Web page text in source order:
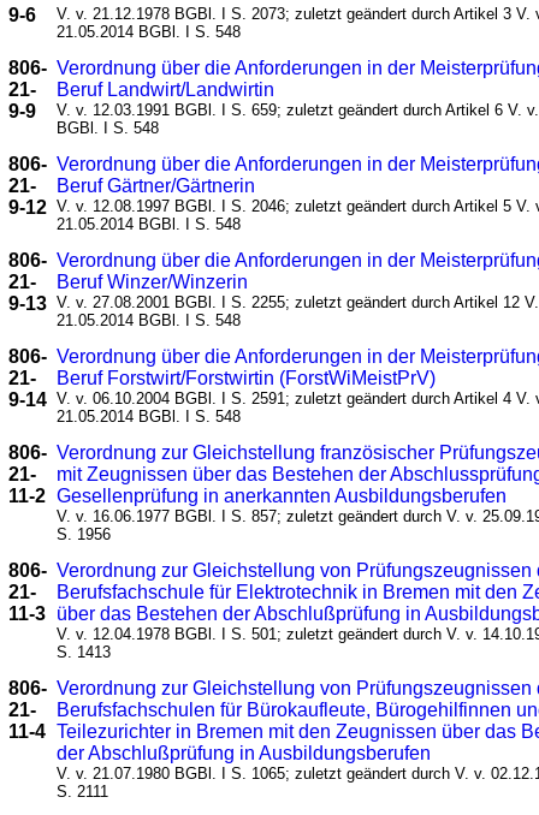
9-6
V. v. 21.12.1978 BGBl. I S. 2073; zuletzt geändert durch Artikel 3 V.
21.05.2014 BGBl. I S. 548
806-
21-
9-9
Verordnung über die Anforderungen in der
Beruf Landwirt/Landwirtin
V. v. 12.03.1991 BGBl. I S. 659; zuletzt geändert durch Artikel 6 V.
BGBl. I S. 548
806-
21-
9-12
Verordnung über die Anforderungen in der
Beruf Gärtner/Gärtnerin
V. v. 12.08.1997 BGBl. I S. 2046; zuletzt geändert durch Artikel 5 V.
21.05.2014 BGBl. I S. 548
806-
21-
9-13
Verordnung über die Anforderungen in der
Beruf Winzer/Winzerin
V. v. 27.08.2001 BGBl. I S. 2255; zuletzt geändert durch Artikel 12
21.05.2014 BGBl. I S. 548
806-
21-
9-14
Verordnung über die Anforderungen in der
Beruf Forstwirt/Forstwirtin (ForstWiMeistPrV)
V. v. 06.10.2004 BGBl. I S. 2591; zuletzt geändert durch Artikel 4 V.
21.05.2014 BGBl. I S. 548
806-
21-
11-2
Verordnung zur Gleichstellung französischer
mit Zeugnissen über das Bestehen der
Gesellenprüfung in anerkannten Ausbildungsberufen
V. v. 16.06.1977 BGBl. I S. 857; zuletzt geändert durch V. v.
S. 1956
806-
21-
11-3
Verordnung zur Gleichstellung von Prüfungszeugnissen
Berufsfachschule für Elektrotechnik in Bremen mit den
über das Bestehen der Abschlußprüfung in
V. v. 12.04.1978 BGBl. I S. 501; zuletzt geändert durch V. v.
S. 1413
806-
21-
11-4
Verordnung zur Gleichstellung von Prüfungszeugnissen
Berufsfachschulen für Bürokaufleute, Bürogehilfinnen
Teilezurichter in Bremen mit den Zeugnissen über das
der Abschlußprüfung in Ausbildungsberufen
V. v. 21.07.1980 BGBl. I S. 1065; zuletzt geändert durch V. v.
S. 2111